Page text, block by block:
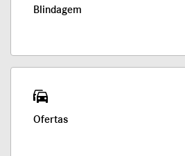
Blindagem
Ofertas